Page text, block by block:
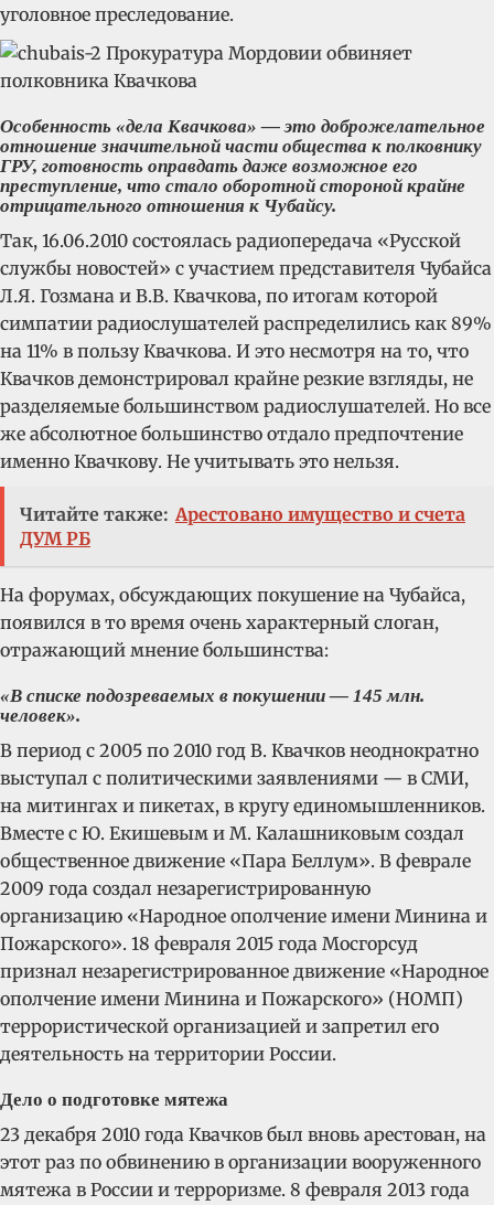
уголовное преследование.
Особенность «дела Квачкова» — это доброжелательное
отношение значительной части общества к полковнику
ГРУ, готовность оправдать даже возможное его
преступление, что стало оборотной стороной крайне
отрицательного отношения к Чубайсу.
Так, 16.06.2010 состоялась радиопередача «Русской
службы новостей» с участием представителя Чубайса
Л.Я. Гозмана и В.В. Квачкова, по итогам которой
симпатии радиослушателей распределились как 89%
на 11% в пользу Квачкова. И это несмотря на то, что
Квачков демонстрировал крайне резкие взгляды, не
разделяемые большинством радиослушателей. Но все
же абсолютное большинство отдало предпочтение
именно Квачкову. Не учитывать это нельзя.
Читайте также: Арестовано имущество и счета
ДУМ РБ
На форумах, обсуждающих покушение на Чубайса,
появился в то время очень характерный слоган,
отражающий мнение большинства:
«В списке подозреваемых в покушении — 145 млн.
человек».
В период с 2005 по 2010 год В. Квачков неоднократно
выступал с политическими заявлениями — в СМИ,
на митингах и пикетах, в кругу единомышленников.
Вместе с Ю. Екишевым и М. Калашниковым создал
общественное движение «Пара Беллум». В феврале
2009 года создал незарегистрированную
организацию «Народное ополчение имени Минина и
Пожарского». 18 февраля 2015 года Мосгорсуд
признал незарегистрированное движение «Народное
ополчение имени Минина и Пожарского» (НОМП)
террористической организацией и запретил его
деятельность на территории России.
Дело о подготовке мятежа
23 декабря 2010 года Квачков был вновь арестован, на
этот раз по обвинению в организации вооруженного
мятежа в России и терроризме. 8 февраля 2013 года